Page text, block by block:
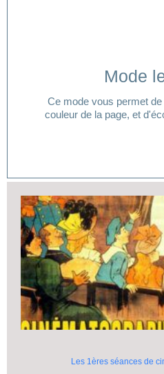
Mode
Ce mode vous permet
couleur de la page, et
Vous avez besoin d'aide
Les 1ères séances de